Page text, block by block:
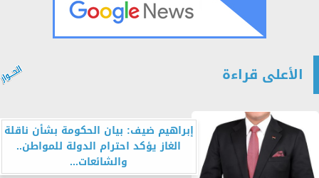
الأعلى قراءة
إبراهيم ضيف: بيان الحكومة بشأن ناقلة
الغاز يؤكد احترام الدولة للمواطن..
والشائعات...